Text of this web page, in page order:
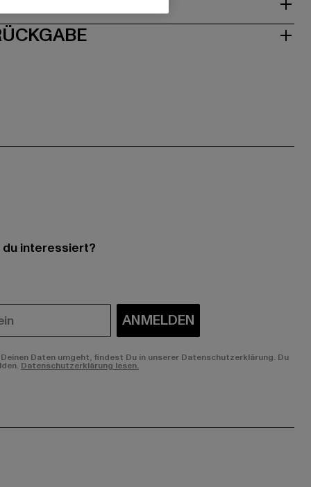
interessiert?
ANMELDEN
Daten umgeht, findest Du in unserer Datenschutzerklärung. Du
Datenschutzerklärung lesen.